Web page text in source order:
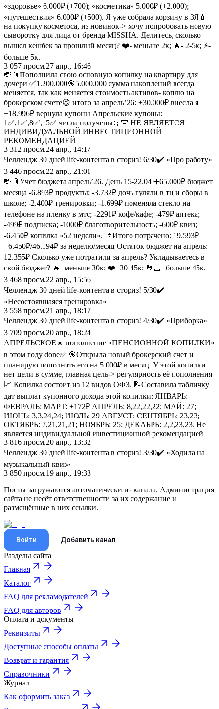
«здоровье» 6.000₽ (+700); «косметика» 5.000₽ (+2.000);
«путешествия» 6.000₽ (+500). Я уже собрала корзину в ЗЯ💄
на покупку косметоса, из новинок-> хочу попробовать новую
сыворотку для лица от бренда MISSHA. Делитесь, сколько
вышел кешбек за прошлый месяц? ❤️- меньше 2к; 🔥- 2-5к; ⚡️-
больше 5к.
3 057 просм.27 апр., 16:46
💸📎Пополнила свою основную копилку на квартиру для
дочери ✅1.200.000🎯5.000.000 сумма накоплений всегда
меняется, так как меняется стоимость активов- коплю на
брокерском счете😉 итого за апрель’26: +30.000₽ внесла я
+18.996₽ вернула купоны Апрельские купоны:
1✅,1✅,8✅,15✅ числа получены🫰🏻 НЕ ЯВЛЯЕТСЯ
ИНДИВИДУАЛЬНОЙ ИНВЕСТИЦИОННОЙ
РЕКОМЕНДАЦИЕЙ
3 312 просм.24 апр., 14:17
Челлендж 30 дней life-контента в сториз! 6/30✔️ «Про работу»
3 446 просм.22 апр., 21:01
💸📎Учет бюджета апрель’26. День 15-22.04 ➕65.000₽ бюджет
месяца -6.893₽ продукты; -3.732₽ дочь гуляли в тц и сборы в
школе; -2.400₽ тренировки; -1.699₽ поменяла стекло на
телефоне на пленку в мтс; -2291₽ кофе/кафе; -479₽ аптека;
-499₽ подписка; -1000₽ благотворительность; -600₽ квиз;
-6.450₽ копилка «52 недели». 📌Итого потрачено: 19.593₽
+6.450₽/46.194₽ за неделю/месяц Остаток бюджет на апрель:
12.355₽ Сколько уже потратили за апрель? Укладываетесь в
свой бюджет? 🔥- меньше 30к; ❤️- 30-45к; 🤘🏻- больше 45к.
3 468 просм.22 апр., 15:56
Челлендж 30 дней life-контента в сториз! 5/30✔️
«Несостоявшаяся тренировка»
3 558 просм.21 апр., 18:17
Челлендж 30 дней life-контента в сториз! 4/30✔️ «Приборка»
3 709 просм.20 апр., 18:24
АПРЕЛЬСКОЕ☀️ пополнение «ПЕНСИОННОЙ КОПИЛКИ»
в этом году done✅ 🎯Открыла новый брокерский счет и
планирую пополнять его на 5.000₽ в месяц. У этой копилки
нет цели в сумме, главная цель-> регулярность её пополнения
📈 Копилка состоит из 12 видов ОФЗ. 📝Составила табличку
дат выплат купонного дохода этой копилки: ЯНВАРЬ:
ФЕВРАЛЬ: МАРТ: +172₽ АПРЕЛЬ: 8,22,22,22; МАЙ: 27;
ИЮНЬ: 3,3,24,24; ИЮЛЬ: 29 АВГУСТ: СЕНТЯБРЬ: 23,23;
ОКТЯБРЬ: 7,21,21,21; НОЯБРЬ: 25; ДЕКАБРЬ: 2,2,23,23. Не
является индивидуальной инвестиционной рекомендацией
3 816 просм.20 апр., 13:32
Челлендж 30 дней life-контента в сториз! 3/30✔️ «Ходила на
музыкальный квиз»
3 850 просм.19 апр., 19:33
Посты загружаются автоматически из канала. Администрация
сайта не несёт ответственности за их содержание и
размещённые в них ссылки.
Войти Добавить канал
Разделы сайта
Главная
Каталог
FAQ для рекламодателей
FAQ для авторов
Оплата и документы
Реквизиты
Доступные способы оплаты
Возврат и гарантия
Справочники
Журнал
Как оформить заказ